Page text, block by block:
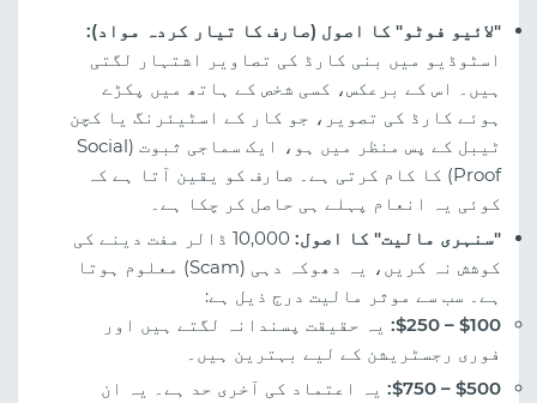
"لائیو فوٹو" کا اصول (صارف کا تیار کردہ مواد):
اسٹوڈیو میں بنی کارڈ کی تصاویر اشتہار لگتی
ہیں۔ اس کے برعکس، کسی شخص کے ہاتھ میں پکڑے
ہوئے کارڈ کی تصویر، جو کار کے اسٹیئرنگ یا کچن
ٹیبل کے پس منظر میں ہو، ایک سماجی ثبوت (Social
Proof) کا کام کرتی ہے۔ صارف کو یقین آتا ہے کہ
کوئی یہ انعام پہلے ہی حاصل کر چکا ہے۔
"سنہری مالیت" کا اصول:
10,000 ڈالر مفت دینے کی
کوشش نہ کریں، یہ دھوکہ دہی (Scam) معلوم ہوتا
ہے۔ سب سے موثر مالیت درج ذیل ہے:
$100 – $250:
یہ حقیقت پسندانہ لگتے ہیں اور
فوری رجسٹریشن کے لیے بہترین ہیں۔
$500 – $750:
یہ اعتماد کی آخری حد ہے۔ یہ ان